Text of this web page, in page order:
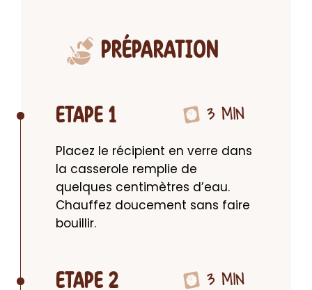
PRÉPARATION
ETAPE 1 3 MIN
Placez le récipient en verre dans
la casserole remplie de
quelques centimètres d’eau.
Chauffez doucement sans faire
bouillir.
ETAPE 2 3 MIN